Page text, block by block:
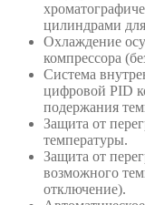
цилиндрами
Охлаждение
компрессора
Система
цифровой PID
подержания
Защита от
температуры.
Защита от
возможного
отключение).